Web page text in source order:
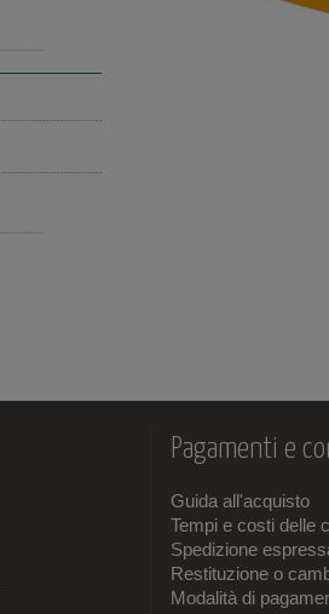
Pagamenti e
Guida all'acquisto
Tempi e costi delle
Spedizione
Restituzione o
Modalità di